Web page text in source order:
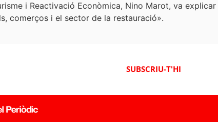
i Reactivació Econòmica, Nino Marot, va
comerços i el sector de la restauració».
SUBSCRIU-T'HI